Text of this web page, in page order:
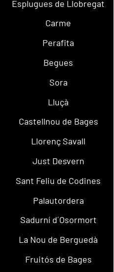
Esplugues de Llobregat
Carme
Perafita
Begues
Sora
Lluçà
Castellnou de Bages
Llorenç Savall
Just Desvern
Sant Feliu de Codines
Palautordera
Sadurní d´Osormort
La Nou de Berguedà
Fruitós de Bages